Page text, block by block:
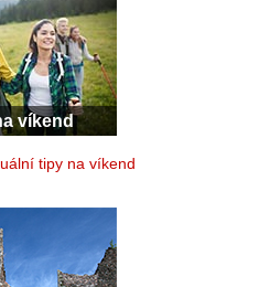
víkend
tipy na víkend